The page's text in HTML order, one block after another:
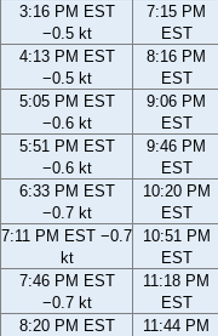
3:16 PM EST
−0.5 kt
7:15 PM
EST
4:13 PM EST
−0.5 kt
8:16 PM
EST
5:05 PM EST
−0.6 kt
9:06 PM
EST
5:51 PM EST
−0.6 kt
9:46 PM
EST
6:33 PM EST
−0.7 kt
10:20 PM
EST
7:11 PM EST −0.7
kt
10:51 PM
EST
7:46 PM EST
−0.7 kt
11:18 PM
EST
8:20 PM EST
11:44 PM